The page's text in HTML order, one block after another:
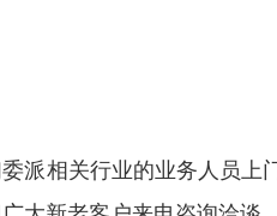
派相关行业的业务人员